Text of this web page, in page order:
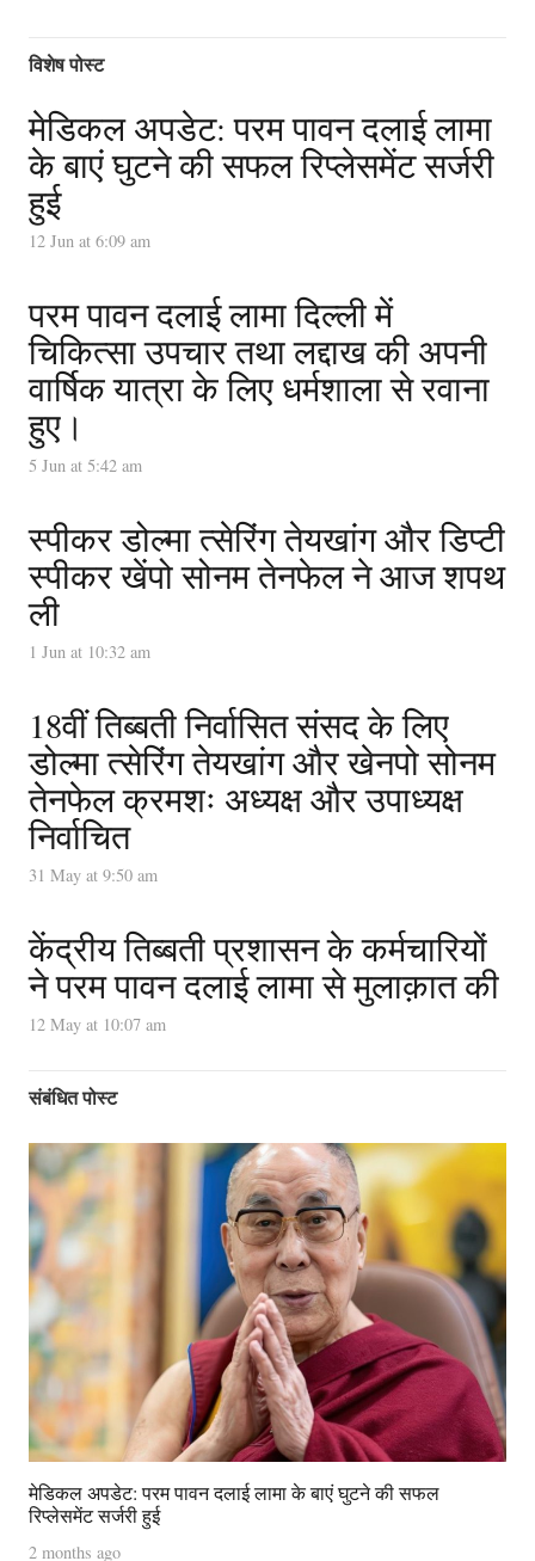
विशेष पोस्ट
मेडिकल अपडेट: परम पावन दलाई लामा
के बाएं घुटने की सफल रिप्लेसमेंट सर्जरी
हुई
12 Jun at 6:09 am
परम पावन दलाई लामा दिल्ली में
चिकित्सा उपचार तथा लद्दाख की अपनी
वार्षिक यात्रा के लिए धर्मशाला से रवाना
हुए।
5 Jun at 5:42 am
स्पीकर डोल्मा त्सेरिंग तेयखांग और डिप्टी
स्पीकर खेंपो सोनम तेनफेल ने आज शपथ
ली
1 Jun at 10:32 am
18वीं तिब्बती निर्वासित संसद के लिए
डोल्मा त्सेरिंग तेयखांग और खेनपो सोनम
तेनफेल क्रमशः अध्यक्ष और उपाध्यक्ष
निर्वाचित
31 May at 9:50 am
केंद्रीय तिब्बती प्रशासन के कर्मचारियों
ने परम पावन दलाई लामा से मुलाक़ात की
12 May at 10:07 am
संबंधित पोस्ट
मेडिकल अपडेट: परम पावन दलाई लामा के बाएं घुटने की सफल
रिप्लेसमेंट सर्जरी हुई
2 months ago